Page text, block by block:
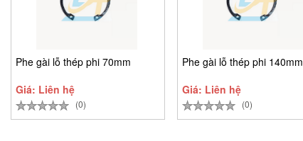
Phe gài lỗ thép phi 70mm
Giá: Liên hệ
(0)
Phe gài lỗ thép phi 140mm
Giá: Liên hệ
(0)